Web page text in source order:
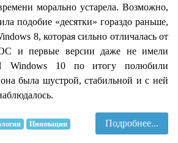
морально устарела. Возможно,
подобие «десятки» гораздо раньше,
8, которая сильно отличалась от
и первые версии даже не имели
Windows 10 по итогу полюбили
была шустрой, стабильной и с ней
Инновации Подробнее...